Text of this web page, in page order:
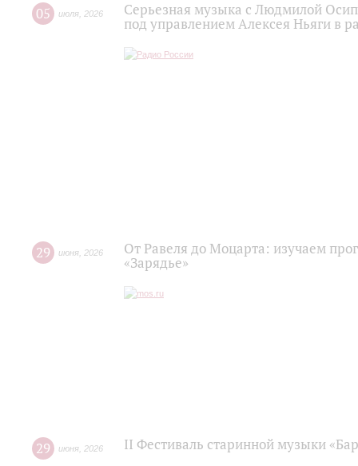
05 июля 2026
Серьезная музыка с Людмилой
под управлением Алексея Ньяги в
29 июня 2026
От Равеля до Моцарта: изучаем
«Зарядье»
29 июня 2026 II Фестиваль старинной музыки